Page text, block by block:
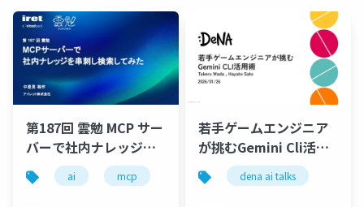
第187回 雲勉 MCP サー
バーで社内ナレッジを
串刺し検索してみた
ai mcp gemini geminicli
若手ゲームエンジニア
が挑むGemini Cli活用
術
dena ai talks